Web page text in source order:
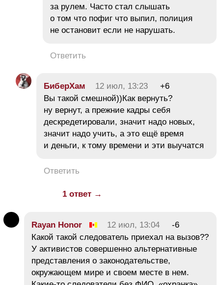
за рулем. Часто стал слышать
о том что пофиг что выпил, полиция
не остановит если не нарушать.
Ответить
БиберХам 12 июл, 13:23
+6
Вы такой смешной))Как вернуть?
ну вернут, а прежние кадры себя
дескредетировали, значит надо новых,
значит надо учить, а это ещё время
и деньги, к тому времени и эти выучатся
Ответить
1 ответ →
Rayan Honor 12 июл, 13:04
-6
Какой такой следователь приехал на вызов??
У активистов совершенно альтернативные
представления о законодательстве,
окружающем мире и своем месте в нем.